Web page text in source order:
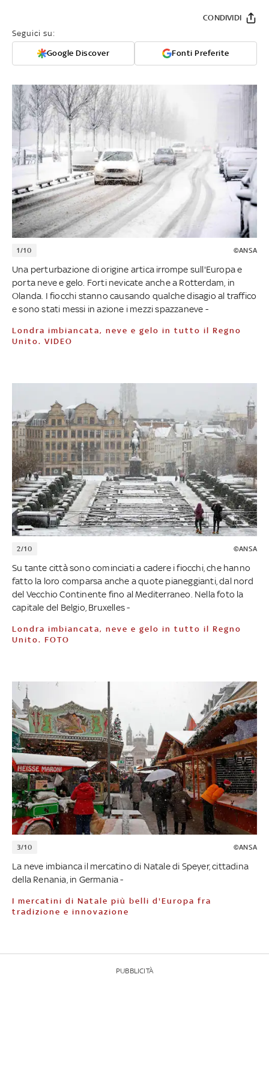
Seguici su:
Google Discover Fonti Preferite
CONDIVIDI
1/10 ©ANSA
Una perturbazione di origine artica irrompe sull'Europa e
porta neve e gelo. Forti nevicate anche a Rotterdam, in
Olanda. I fiocchi stanno causando qualche disagio al traffico
e sono stati messi in azione i mezzi spazzaneve -
Londra imbiancata, neve e gelo in tutto il Regno
Unito. VIDEO
2/10 ©ANSA
Su tante città sono cominciati a cadere i fiocchi, che hanno
fatto la loro comparsa anche a quote pianeggianti, dal nord
del Vecchio Continente fino al Mediterraneo. Nella foto la
capitale del Belgio, Bruxelles -
Londra imbiancata, neve e gelo in tutto il Regno
Unito. FOTO
3/10 ©ANSA
La neve imbianca il mercatino di Natale di Speyer, cittadina
della Renania, in Germania -
I mercatini di Natale più belli d'Europa fra
tradizione e innovazione
PUBBLICITÀ